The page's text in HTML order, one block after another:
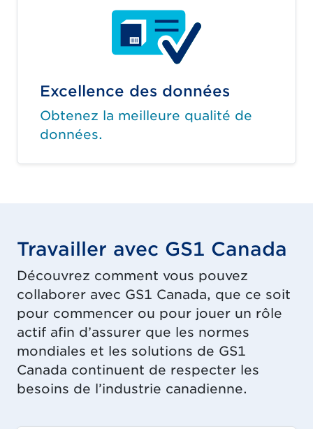
Excellence des données
Obtenez la meilleure qualité de
données.
Travailler avec GS1 Canada
Découvrez comment vous pouvez
collaborer avec GS1 Canada, que ce soit
pour commencer ou pour jouer un rôle
actif afin d’assurer que les normes
mondiales et les solutions de GS1
Canada continuent de respecter les
besoins de l’industrie canadienne.